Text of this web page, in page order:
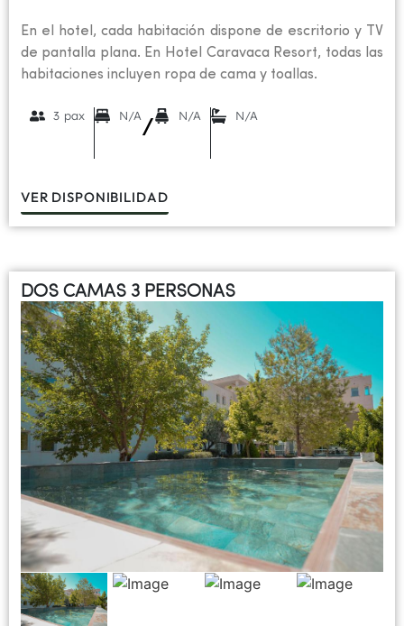
En el hotel, cada habitación dispone de escritorio y TV
de pantalla plana. En Hotel Caravaca Resort, todas las
habitaciones incluyen ropa de cama y toallas.
3 pax N/A
/
N/A N/A
VER DISPONIBILIDAD
DOS CAMAS 3 PERSONAS